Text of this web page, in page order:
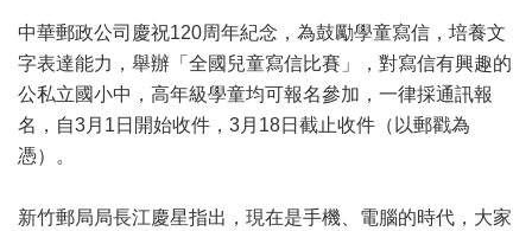
中華郵政公司慶祝120周年紀念，為鼓勵學童寫信，培養文
字表達能力，舉辦「全國兒童寫信比賽」，對寫信有興趣的
公私立國小中，高年級學童均可報名參加，一律採通訊報
名，自3月1日開始收件，3月18日截止收件（以郵戳為
憑）。
新竹郵局局長江慶星指出，現在是手機、電腦的時代，大家